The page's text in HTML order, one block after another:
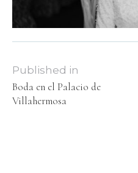
Published in
Boda en el Palacio de
Villahermosa